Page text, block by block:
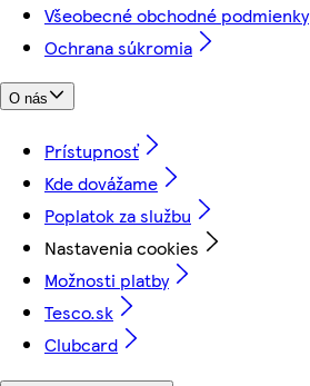
Všeobecné obchodné podmienky
Ochrana súkromia
O nás
Prístupnosť
Kde dovážame
Poplatok za službu
Nastavenia cookies
Možnosti platby
Tesco.sk
Clubcard